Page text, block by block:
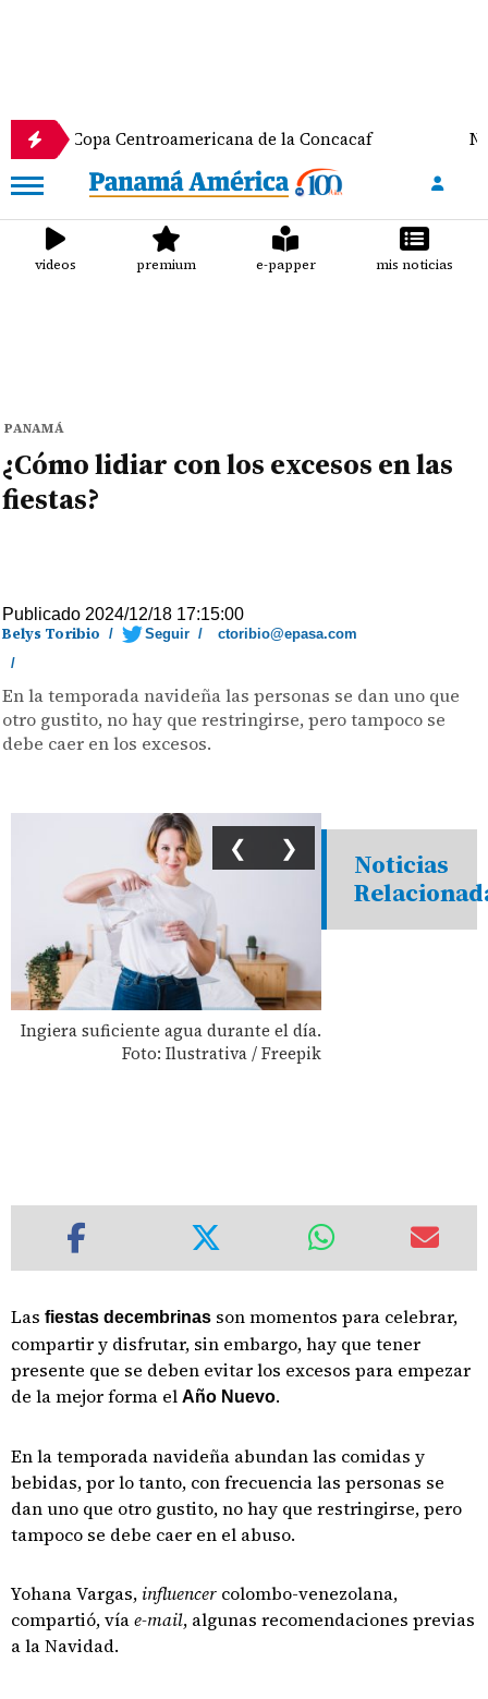
Centroamericana de la Concacaf
videos premium e-papper mis noticias
PANAMÁ
¿Cómo lidiar con los excesos en las
fiestas?
Publicado 2024/12/18 17:15:00
Belys Toribio / Seguir /
ctoribio@epasa.com
/
En la temporada navideña las personas se dan uno que
otro gustito, no hay que restringirse, pero tampoco se
debe caer en los excesos.
Ingiera suficiente agua durante el día.
Foto: Ilustrativa / Freepik
❮ ❯
Noticias
Las fiestas decembrinas son momentos para celebrar,
compartir y disfrutar, sin embargo, hay que tener
presente que se deben evitar los excesos para empezar
de la mejor forma el Año Nuevo.
En la temporada navideña abundan las comidas y
bebidas, por lo tanto, con frecuencia las personas se
dan uno que otro gustito, no hay que restringirse, pero
tampoco se debe caer en el abuso.
Yohana Vargas, influencer colombo-venezolana,
compartió, víae-mail, algunas recomendaciones previas
a la Navidad.